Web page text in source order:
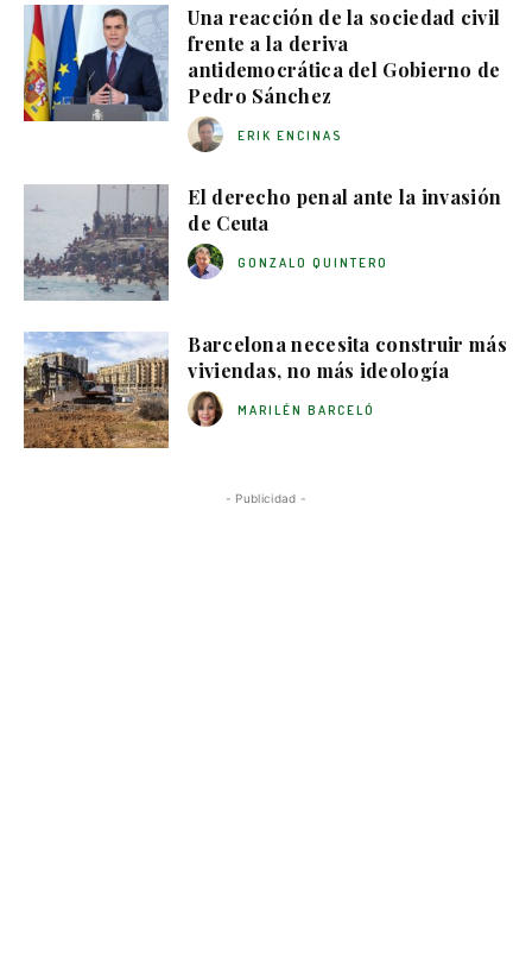
Una reacción de la sociedad civil
frente a la deriva
antidemocrática del Gobierno de
Pedro Sánchez
ERIK ENCINAS
El derecho penal ante la invasión
de Ceuta
GONZALO QUINTERO
Barcelona necesita construir más
viviendas, no más ideología
MARILÉN BARCELÓ
- Publicidad -